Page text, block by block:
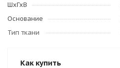
ШхГхВ
Основание
Тип ткани
Как купить